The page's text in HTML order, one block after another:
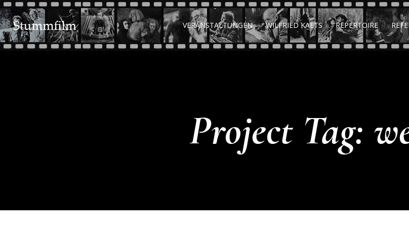
VERANSTALTUNGEN WILFRIED KAETS REPERTOIRE
Project Tag: